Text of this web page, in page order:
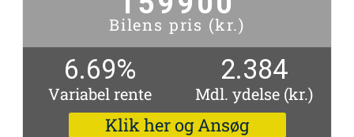
Bilens pris (kr.)
6.69%
Variabel rente
2.384
Mdl. ydelse (kr.)
Klik her og Ansøg